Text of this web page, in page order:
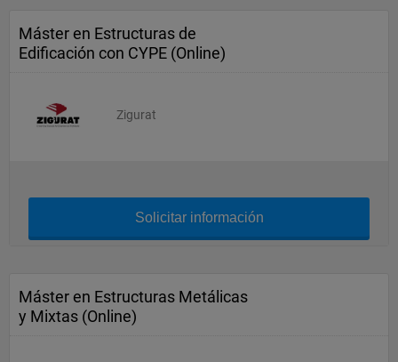
Máster en Estructuras de
Edificación con CYPE (Online)
Zigurat
Solicitar información
Máster en Estructuras Metálicas
y Mixtas (Online)